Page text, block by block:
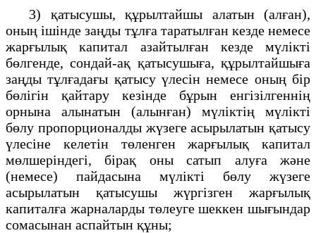
3) қатысушы, құрылтайшы алатын (алған),
оның ішінде заңды тұлға таратылған кезде немесе
жарғылық капитал азайтылған кезде мүлікті
бөлгенде, сондай-ақ қатысушыға, құрылтайшыға
заңды тұлғадағы қатысу үлесін немесе оның бір
бөлігін қайтару кезінде бұрын енгізілгеннің
орнына алынатын (алынған) мүліктің мүлікті
бөлу пропорционалды жүзеге асырылатын қатысу
үлесіне келетін төленген жарғылық капитал
мөлшеріндегі, бірақ оны сатып алуға және
(немесе) пайдасына мүлікті бөлу жүзеге
асырылатын қатысушы жүргізген жарғылық
капиталға жарналарды төлеуге шеккен шығындар
сомасынан аспайтын құны;